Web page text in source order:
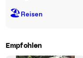
🏖Reisen
Empfohlen